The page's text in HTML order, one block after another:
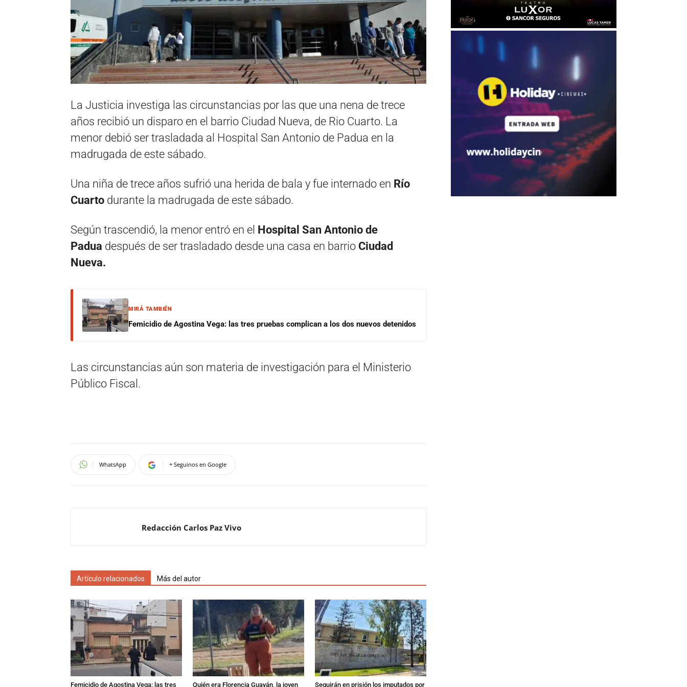
La Justicia investiga las circunstancias por las que una nena de trece
años recibió un disparo en el barrio Ciudad Nueva, de Rio Cuarto. La
menor debió ser trasladada al Hospital San Antonio de Padua en la
madrugada de este sábado.
Una niña de trece años sufrió una herida de bala y fue internado en Río
Cuarto durante la madrugada de este sábado.
Según trascendió, la menor entró en el Hospital San Antonio de
Padua después de ser trasladado desde una casa en barrio Ciudad
Nueva.
MIRÁ TAMBIÉN
Femicidio de Agostina Vega: las tres pruebas complican a los dos nuevos detenidos
Las circunstancias aún son materia de investigación para el Ministerio
Público Fiscal.
WhatsApp + Seguinos en Google
Redacción Carlos Paz Vivo
Artículo relacionados Más del autor
Femicidio de Agostina Vega: las tres
Quién era Florencia Guayán, la joven
Seguirán en prisión los imputados por